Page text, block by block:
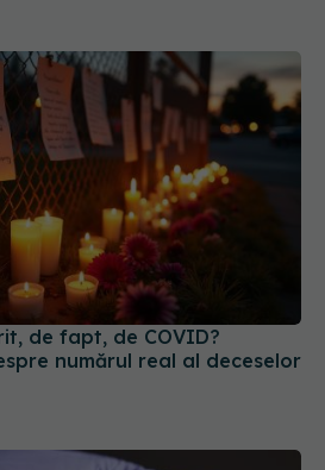
de fapt, de COVID?
numărul real al deceselor